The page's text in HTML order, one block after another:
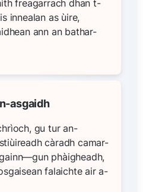
freagarrach dhan t-
innealan as ùire,
ann an bathar-
asgaidh
gu tur an-
càradh camar-
phàigheadh,
falaichte air a-